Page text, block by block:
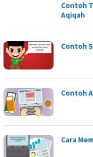
Contoh
Aqiqah
Contoh
Contoh
Cara